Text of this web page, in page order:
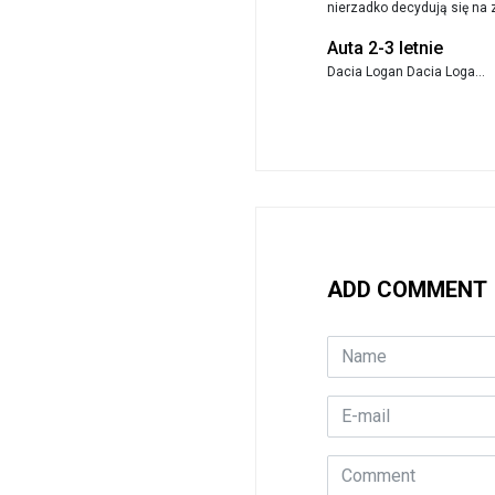
nierzadko decydują się na
Auta 2-3 letnie
Dacia Logan Dacia Loga...
ADD COMMENT